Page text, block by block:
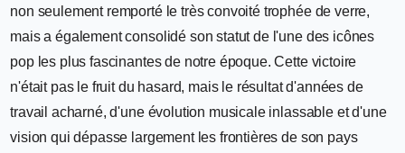
non seulement remporté le très convoité trophée de verre,
mais a également consolidé son statut de l'une des icônes
pop les plus fascinantes de notre époque. Cette victoire
n'était pas le fruit du hasard, mais le résultat d'années de
travail acharné, d'une évolution musicale inlassable et d'une
vision qui dépasse largement les frontières de son pays